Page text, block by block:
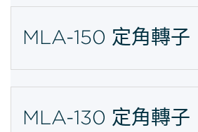
MLA-150 定角轉子
MLA-130 定角轉子